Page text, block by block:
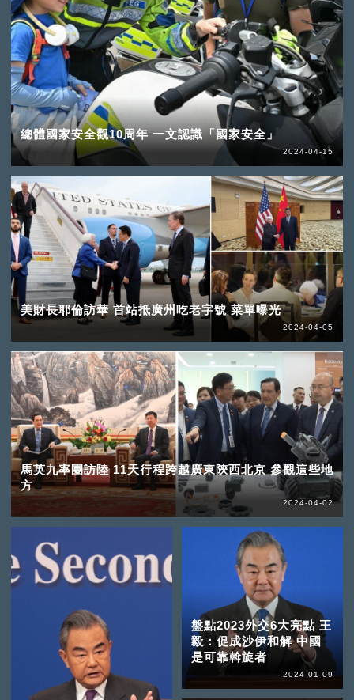
總體國家安全觀10周年 一文認識「國家安全」
2024-04-15
美財長耶倫訪華 首站抵廣州吃老字號 菜單曝光
2024-04-05
馬英九率團訪陸 11天行程跨越廣東陝西北京 參觀這些地
方
2024-04-02
盤點2023外交6大亮點 王
毅：促成沙伊和解 中國
是可靠斡旋者
2024-01-09